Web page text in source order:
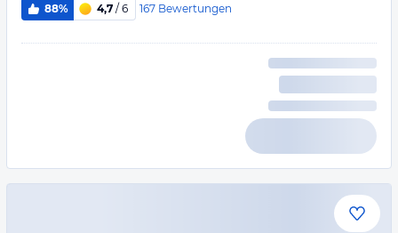
88% 4,7 / 6 167 Bewertungen